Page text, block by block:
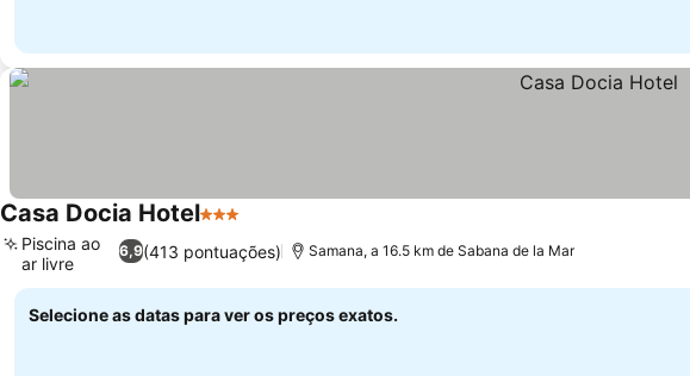
Casa Docia Hotel3 Estrelas
6,9(413 pontuações)
Piscina ao
ar livre
Samana, a 16.5 km de Sabana de la Mar
Selecione as datas para ver os preços exatos.